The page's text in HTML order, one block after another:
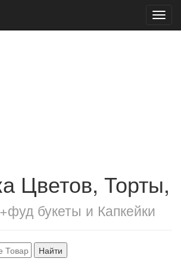
Цветов, Торты,
+фуд букеты и Капкейки
Найти